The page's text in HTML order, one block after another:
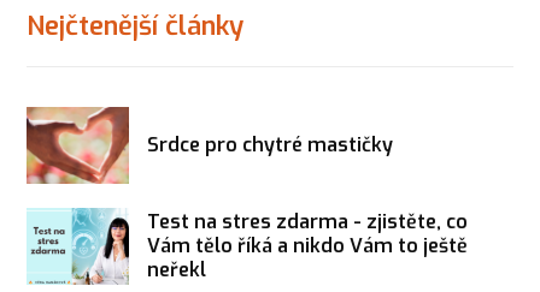
Nejčtenější články
Srdce pro chytré mastičky
Test na stres zdarma - zjistěte, co
Vám tělo říká a nikdo Vám to ještě
neřekl